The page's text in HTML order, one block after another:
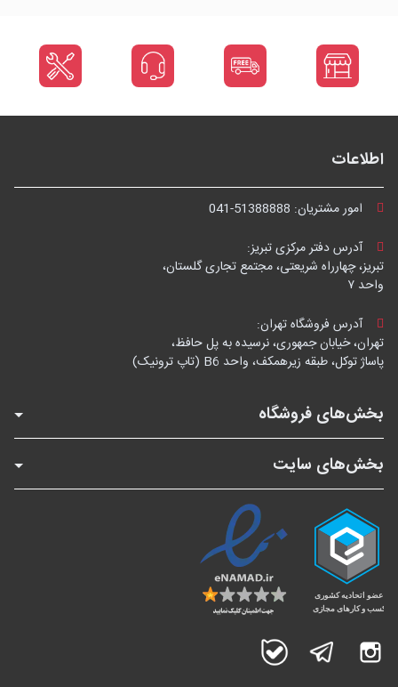
اطلاعات
امور مشتریان: 041-51388888
آدرس دفتر مرکزی تبریز:
تبریز، چهارراه شریعتی، مجتمع تجاری گلستان،
واحد ۷
آدرس فروشگاه تهران:
تهران، خیابان جمهوری، نرسیده به پل حافظ،
پاساژ توکل، طبقه زیرهمکف، واحد B6 (تاپ ترونیک)
بخش‌های فروشگاه
بخش‌های سایت
اینستاگرام تلگرام